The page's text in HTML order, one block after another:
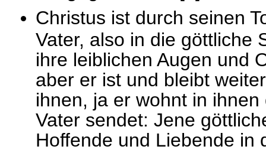
Christus ist durch seinen
Vater, also in die göttliche
ihre leiblichen Augen und
aber er ist und bleibt
ihnen, ja er wohnt in
Vater sendet: Jene
Hoffende und Liebende in